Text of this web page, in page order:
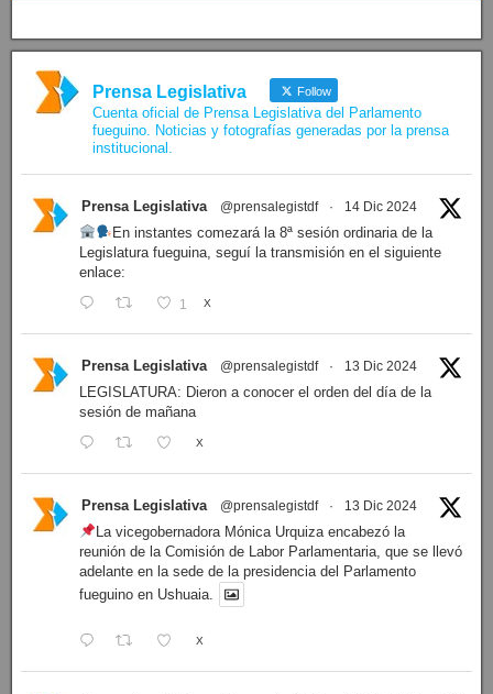
Prensa Legislativa Follow
Cuenta oficial de Prensa Legislativa del Parlamento
fueguino. Noticias y fotografías generadas por la prensa
institucional.
Prensa Legislativa @prensalegistdf · 14 Dic 2024
En instantes comezará la 8ª sesión ordinaria de la
Legislatura fueguina, seguí la transmisión en el siguiente
enlace:
1 X
Prensa Legislativa @prensalegistdf · 13 Dic 2024
LEGISLATURA: Dieron a conocer el orden del día de la
sesión de mañana
X
Prensa Legislativa @prensalegistdf · 13 Dic 2024
La vicegobernadora Mónica Urquiza encabezó la
reunión de la Comisión de Labor Parlamentaria, que se llevó
adelante en la sede de la presidencia del Parlamento
fueguino en Ushuaia.
X